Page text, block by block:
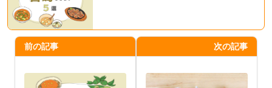
前の記事 次の記事